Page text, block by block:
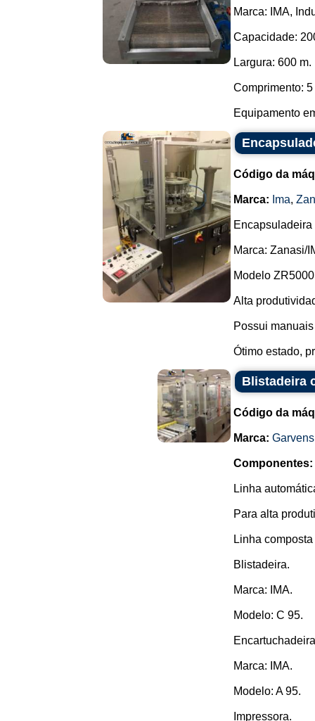
Marca: IMA,
Capacidade:
Largura: 600 m.
Comprimento: 5
Equipamento
Código da
Marca: Ima,
Marca: Zanasi/
Modelo
Alta
Possui
Ótimo estado,
Blistadeira
Código da
Marca:
Componentes:
Linha
Para alta
Linha
Blistadeira.
Marca: IMA.
Modelo: C 95.
Marca: IMA.
Modelo: A 95.
Impressora.